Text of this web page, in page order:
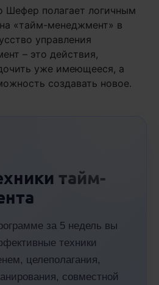
Шефер полагает логичным
«тайм-менеджмент» в
управления
– это действия,
уже имеющееся, а
создавать новое.
тайм-
за 5 недель вы
техники
целеполагания,
совместной